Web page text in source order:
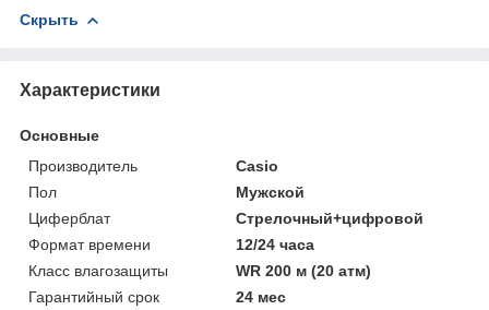
Скрыть
Характеристики
Основные
Производитель
Casio
Пол
Мужской
Циферблат
Стрелочный+цифровой
Формат времени
12/24 часа
Класс влагозащиты
WR 200 м (20 атм)
Гарантийный срок
24 мес